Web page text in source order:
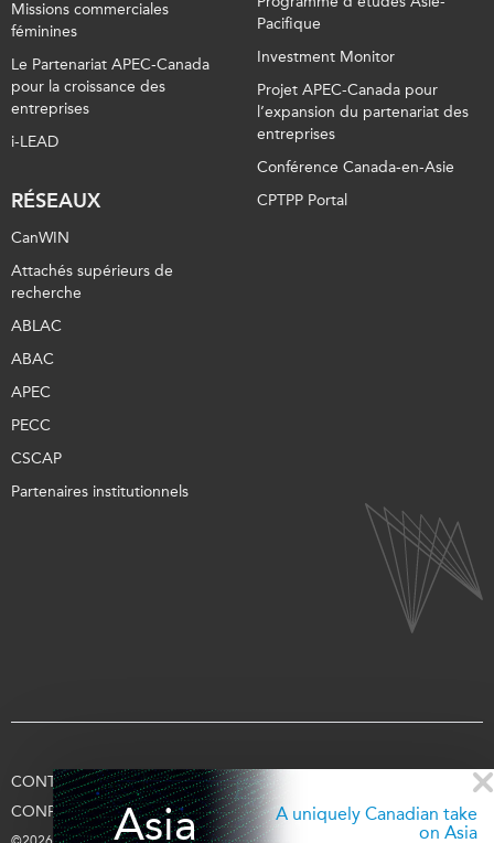
Asia
A uniquely Canadian take
on Asia
Missions commerciales
féminines
Le Partenariat APEC-Canada
pour la croissance des
entreprises
i-LEAD
RÉSEAUX
CanWIN
Attachés supérieurs de
recherche
ABLAC
ABAC
APEC
PECC
CSCAP
Partenaires institutionnels
Pacifique
Investment Monitor
Projet APEC-Canada pour
l’expansion du partenariat des
entreprises
Conférence Canada-en-Asie
CPTPP Portal
CONTACTEZ-NOUS
CONDITIONS D’UTILISATION
CONFIDENTIALITÉ
APPUYEZ-NOUS SE CONNECTER